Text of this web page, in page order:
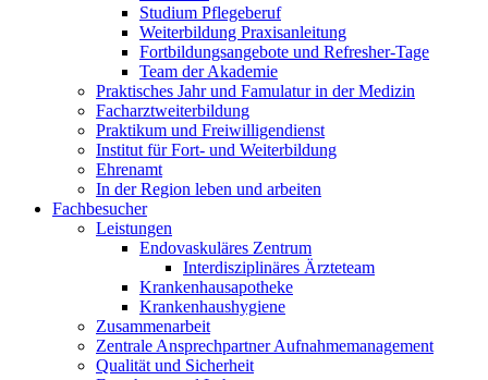
Studium Pflegeberuf
Weiterbildung Praxisanleitung
Fortbildungsangebote und Refresher-Tage
Team der Akademie
Praktisches Jahr und Famulatur in der Medizin
Facharztweiterbildung
Praktikum und Freiwilligendienst
Institut für Fort- und Weiterbildung
Ehrenamt
In der Region leben und arbeiten
Fachbesucher
Leistungen
Endovaskuläres Zentrum
Interdisziplinäres Ärzteteam
Krankenhausapotheke
Krankenhaushygiene
Zusammenarbeit
Zentrale Ansprechpartner Aufnahmemanagement
Qualität und Sicherheit